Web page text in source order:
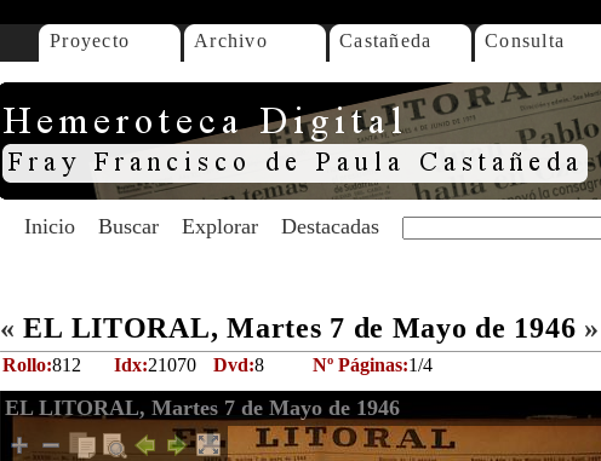
Proyecto Archivo Castañeda Consulta
Inicio Buscar Explorar Destacadas
« EL LITORAL, Martes 7 de Mayo de 1946 »
Rollo:812 Idx:21070 Dvd:8 Nº Páginas:1/4
EL LITORAL, Martes 7 de Mayo de 1946